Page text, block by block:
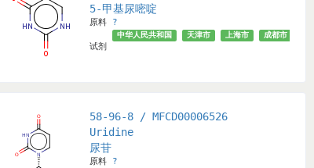
5-甲基尿嘧啶
原料 ?
试剂
中华人民共和国 天津市 上海市 成都市
58-96-8 / MFCD00006526
Uridine
尿苷
原料 ?